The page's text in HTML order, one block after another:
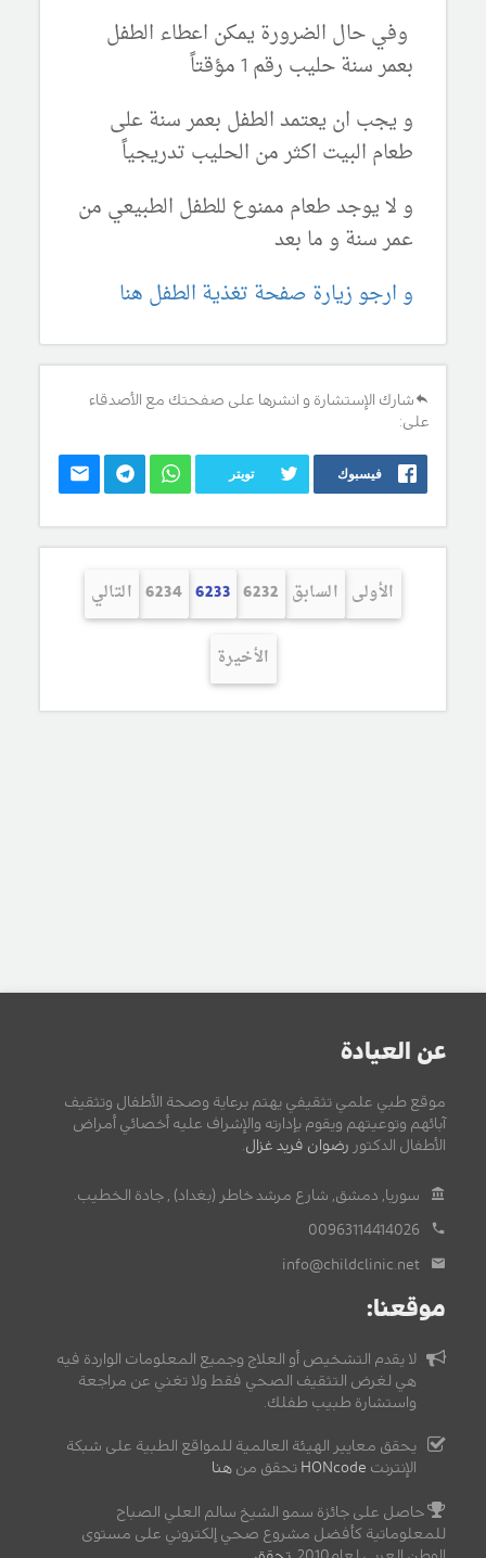
وفي حال الضرورة يمكن اعطاء الطفل
بعمر سنة حليب رقم 1 مؤقتاً
و يجب ان يعتمد الطفل بعمر سنة على
طعام البيت اكثر من الحليب تدريجياً
و لا يوجد طعام ممنوع للطفل الطبيعي من
عمر سنة و ما بعد
و ارجو زيارة صفحة تغذية الطفل هنا
شارك الإستشارة و انشرها على صفحتك مع الأصدقاء
على:
فيسبوك تويتر
الأولى السابق 6232
6233
6234 التالي
الأخيرة
عن العيادة
موقع طبي علمي تثقيفي يهتم برعاية وصحة الأطفال وتثقيف
آبائهم وتوعيتهم ويقوم بإدارته والإشراف عليه أخصائي أمراض
الأطفال الدكتور رضوان فريد غزال
سوريا, دمشق, شارع مرشد خاطر (بغداد) , جادة الخطيب.
00963114414026
info@childclinic.net
موقعنا:
لا يقدم التشخيص أو العلاج وجميع المعلومات الواردة فيه
هي لغرض التثقيف الصحي فقط ولا تغني عن مراجعة
واستشارة طبيب طفلك.
يحقق معايير الهيئة العالمية للمواقع الطبية على شبكة
الإنترنت HONcode تحقق من هنا
حاصل على جائزة سمو الشيخ سالم العلي الصباح
للمعلوماتية كأفضل مشروع صحي إلكتروني على مستوى